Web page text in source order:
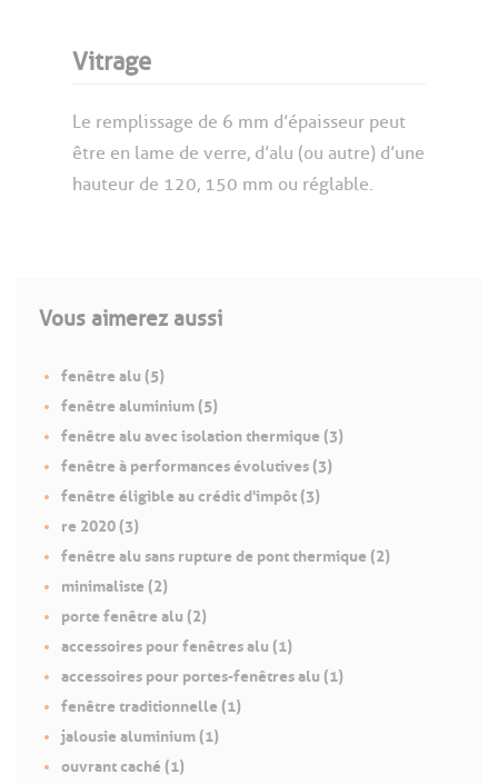
Vitrage
Le remplissage de 6 mm d’épaisseur peut
être en lame de verre, d’alu (ou autre) d’une
hauteur de 120, 150 mm ou réglable.
Vous aimerez aussi
fenêtre alu (5)
fenêtre aluminium (5)
fenêtre alu avec isolation thermique (3)
fenêtre à performances évolutives (3)
fenêtre éligible au crédit d'impôt (3)
re 2020 (3)
fenêtre alu sans rupture de pont thermique (2)
minimaliste (2)
porte fenêtre alu (2)
accessoires pour fenêtres alu (1)
accessoires pour portes-fenêtres alu (1)
fenêtre traditionnelle (1)
jalousie aluminium (1)
ouvrant caché (1)